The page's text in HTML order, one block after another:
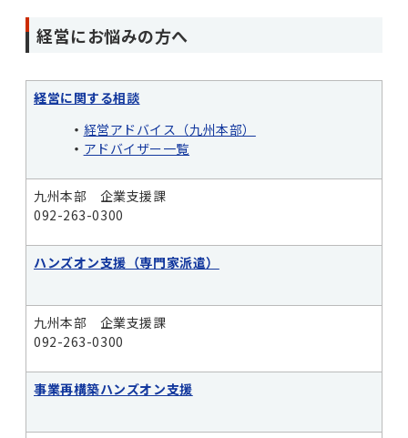
経営にお悩みの方へ
経営に関する相談
・ 経営アドバイス（九州本部）
・ アドバイザー一覧
九州本部 企業支援課
092-263-0300
ハンズオン支援（専門家派遣）
九州本部 企業支援課
092-263-0300
事業再構築ハンズオン支援